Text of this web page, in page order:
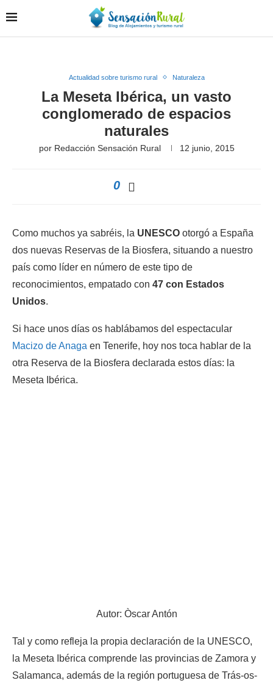
Actualidad sobre turismo rural Naturaleza
La Meseta Ibérica, un vasto
conglomerado de espacios
naturales
por Redacción Sensación Rural 12 junio, 2015
0
Como muchos ya sabréis, la UNESCO otorgó a España
dos nuevas Reservas de la Biosfera, situando a nuestro
país como líder en número de este tipo de
reconocimientos, empatado con 47 con Estados
Unidos.
Si hace unos días os hablábamos del espectacular
Macizo de Anaga en Tenerife, hoy nos toca hablar de la
otra Reserva de la Biosfera declarada estos días: la
Meseta Ibérica.
Autor: Òscar Antón
Tal y como refleja la propia declaración de la UNESCO,
la Meseta Ibérica comprende las provincias de Zamora y
Salamanca, además de la región portuguesa de Trás-os-